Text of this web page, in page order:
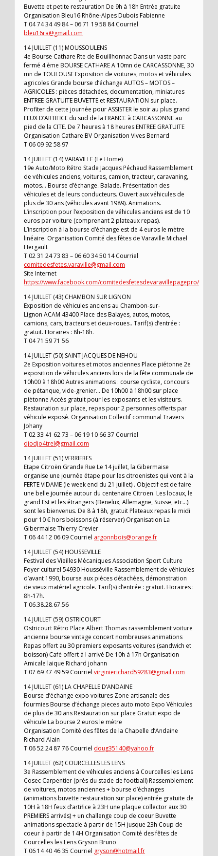
Buvette et petite restauration De 9h à 18h Entrée gratuite
Organisation Bleu16 Rhône-Alpes Dubois Fabienne
T 04 74 34 49 84 – 06 71 19 58 84 Courriel
bleu16ra@gmail.com
14 JUILLET (11) MOUSSOULENS
4e Bourse Cathare Rte de Bouillhonnac Dans un vaste parc
fermé 4 ème BOURSE CATHARE A 10mn de CARCASSONNE, 30
mn de TOULOUSE Exposition de voitures, motos et véhicules
agricoles Grande bourse d’échange AUTOS – MOTOS –
AGRICOLES : pièces détachées, documentation, miniatures
ENTREE GRATUITE BUVETTE et RESTAURATION sur place.
Profiter de cette journée pour ASSISTER le soir au plus grand
FEUX D’ARTIFICE du sud de la FRANCE à CARCASSONNE au
pied de la CITE. De 7 heures à 18 heures ENTREE GRATUITE
Organisation Cathare BV Organisation Vives Bernard
T 06 09 92 58 97
14 JUILLET (14) VARAVILLE (Le Home)
19e Auto/Moto Rétro Stade Jacques Péchaud Rassemblement
de véhicules anciens, voitures, camion, tracteur, caravaning,
motos… Bourse d’échange. Balade. Présentation des
véhicules et de leurs conducteurs. Ouvert aux véhicules de
plus de 30 ans (véhicules avant 1989). Animations.
L’inscription pour l’exposition de véhicules anciens est de 10
euros par voiture (comprenant 2 plateaux repas).
L’inscription à la bourse d’échange est de 4 euros le mètre
linéaire. Organisation Comité des fêtes de Varaville Michael
Hergault
T 02 31 24 73 83 – 06 60 34 50 14 Courriel
comitedesfetes.varaville@gmail.com
Site Internet
https://www.facebook.com/comitedesfetesdevaravillepagepro/
14 JUILLET (43) CHAMBON SUR LIGNON
Exposition de véhicules anciens au Chambon-sur-
Lignon ACAM 43400 Place des Balayes, autos, motos,
camions, cars, tracteurs et deux-roues.. Tarif(s) d’entrée :
gratuit. Horaires : 8h-18h.
T 04 71 59 71 56
14 JUILLET (50) SAINT JACQUES DE NEHOU
2e Exposition voitures et motos anciennes Place piétonne 2e
exposition de véhicules anciens lors de la fête communale de
10h00 à 18h00 Autres animations : course cycliste, concours
de pétanque, vide-grenier… De 10h00 à 18h00 sur place
piètonne Accès gratuit pour les exposants et les visiteurs.
Restauration sur place, repas pour 2 personnes offerts par
véhicule exposé. Organisation Collectif communal Travers
Johany
T 02 33 41 62 73 – 06 19 10 66 37 Courriel
djodjo4trel@gmail.com
14 JUILLET (51) VERRIERES
Etape Citroën Grande Rue Le 14 juillet, la Gibermaise
organise une journée étape pour les citroenistes qui vont à la
FERTE VIDAME (le week end du 21 juillet) . Objectif est de faire
une belle journée autour du centenaire Citroen. Les locaux, le
grand Est et les étrangers (Benelux, Allemagne, Suisse, etc…)
sont les bienvenus. De 8 à 18h, gratuit Plateaux repas le midi
pour 10 € hors boissons (à réserver) Organisation La
Gibermaise Thierry Crevier
T 06 44 12 06 09 Courriel argonnbois@orange.fr
14 JUILLET (54) HOUSSEVILLE
Festival des Vieilles Mécaniques Association Sport Culture
Foyer culturel 54930 Housséville Rassemblement de véhicules
d’avant 1990, bourse aux pièces détachées, démonstration
de vieux matériel agricole. Tarif(s) d’entrée : gratuit. Horaires :
8h-17h.
T 06.38.28.67.56
14 JUILLET (59) OSTRICOURT
Ostricourt Rétro Place Albert Thomas rassemblement voiture
ancienne bourse vintage concert nombreuses animations
Repas offert au 30 premiers exposants voitures (sandwich et
boisson) Café offert à l arrivé De 10h à 17h Organisation
Amicale laique Richard johann
T 07 69 47 49 59 Courriel virginierichard59283@gmail.com
14 JUILLET (61) LA CHAPELLE D’ANDAINE
Bourse d’échange expo voitures Zone artisanale des
fourmies Bourse d’échange pieces auto moto Expo Véhicules
de plus de 30 ans Restauration sur place Gratuit expo de
véhicule La bourse 2 euros le mètre
Organisation Comité des fêtes de la Chapelle d’Andaine
Richard Alain
T 06 52 24 87 76 Courriel doug35140@yahoo.fr
14 JUILLET (62) COURCELLES LES LENS
3e Rassemblement de véhicules anciens à Courcelles les Lens
Cosec Carpentier (près du stade de football) Rassemblement
de voitures, motos anciennes + bourse d’échanges
(animations buvette restauration sur place) entrée gratuite de
10H à 18H feux d’artifice à 23H une plaque collector aux 30
PREMIERS arrivés) + un challenge coup de coeur Buvette
animations spectacle à partir de 15H jusque 23h Coup de
coeur à partir de 14H Organisation Comité des fêtes de
Courcelles les Lens Gryson Bruno
T 06 14 40 46 35 Courriel gryson@hotmail.fr